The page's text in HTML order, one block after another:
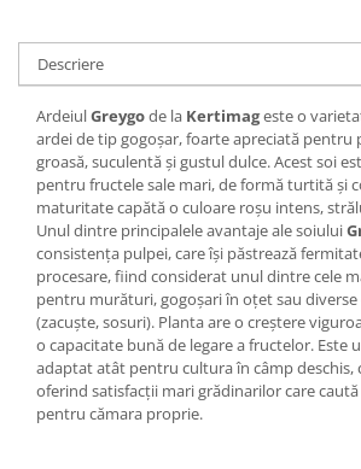
Descriere
ArdeiulGreygode la Kertimageste o
ardei de tip gogoșar, foarte apreciată pentru
groasă, suculentă și gustul dulce. Acest soi
pentru fructele sale mari, de formă turtită și
maturitate capătă o culoare roșu intens,
Unul dintre principalele avantaje ale soiului
consistența pulpei, care își păstrează
procesare, fiind considerat unul dintre cele
pentru murături, gogoșari în oțet sau diverse
(zacuște, sosuri). Planta are o creștere
o capacitate bună de legare a fructelor. Este
adaptat atât pentru cultura în câmp deschis,
oferind satisfacții mari grădinarilor care
pentru cămara proprie.